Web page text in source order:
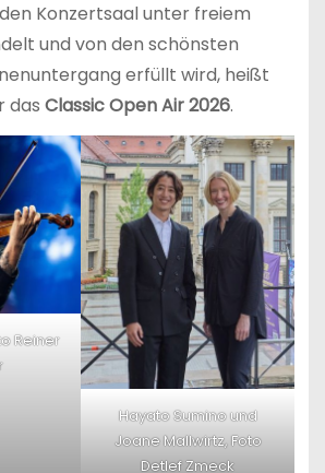
Konzertsaal unter freiem
und von den schönsten
erfüllt wird, heißt
das Classic Open Air 2026.
Reiner
Hayato Sumino und
Joane Mallwirtz, Foto
Detlef Zmeck